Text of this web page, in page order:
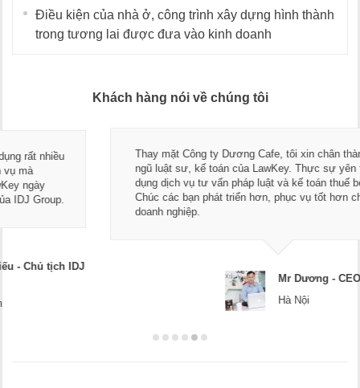
Điều kiện của nhà ở, công trình xây dựng hình thành
trong tương lai được đưa vào kinh doanh
Khách hàng nói về chúng tôi
Thay mặt Công ty Dương Cafe, tôi xin chân thành cảm ơn đội
ngũ luật sư, kế toán của LawKey. Thực sự yên tâm khi sử
dụng dịch vụ tư vấn pháp luật và kế toán thuế bên các bạn.
Chúc các bạn phát triển hơn, phục vụ tốt hơn cho cộng đồng
Mr Dương - CEO Dương Cafe